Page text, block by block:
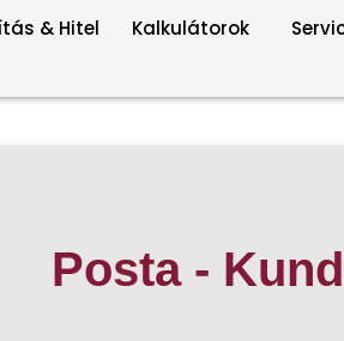
& Hitel Kalkulátorok
Posta -